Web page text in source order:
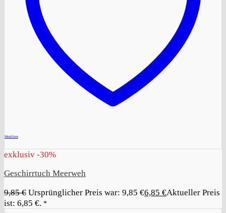
Merkliste
exklusiv -30%
Geschirrtuch Meerweh
9,85€ Ursprünglicher Preis war: 9,85 €6,85 €Aktueller Preis
ist: 6,85 €. *